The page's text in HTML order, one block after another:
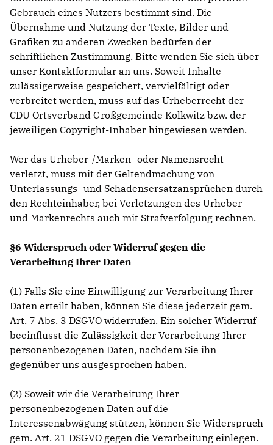
Gebrauch eines Nutzers bestimmt sind. Die
Übernahme und Nutzung der Texte, Bilder und
Grafiken zu anderen Zwecken bedürfen der
schriftlichen Zustimmung. Bitte wenden Sie sich über
unser Kontaktformular an uns. Soweit Inhalte
zulässigerweise gespeichert, vervielfältigt oder
verbreitet werden, muss auf das Urheberrecht der
CDU Ortsverband Großgemeinde Kolkwitz bzw. der
jeweiligen Copyright-Inhaber hingewiesen werden.
Wer das Urheber-/Marken- oder Namensrecht
verletzt, muss mit der Geltendmachung von
Unterlassungs- und Schadensersatzansprüchen durch
den Rechteinhaber, bei Verletzungen des Urheber-
und Markenrechts auch mit Strafverfolgung rechnen.
§6 Widerspruch oder Widerruf gegen die
Verarbeitung Ihrer Daten
(1) Falls Sie eine Einwilligung zur Verarbeitung Ihrer
Daten erteilt haben, können Sie diese jederzeit gem.
Art. 7 Abs. 3 DSGVO widerrufen. Ein solcher Widerruf
beeinflusst die Zulässigkeit der Verarbeitung Ihrer
personenbezogenen Daten, nachdem Sie ihn
gegenüber uns ausgesprochen haben.
(2) Soweit wir die Verarbeitung Ihrer
personenbezogenen Daten auf die
Interessenabwägung stützen, können Sie Widerspruch
gem. Art. 21 DSGVO gegen die Verarbeitung einlegen.